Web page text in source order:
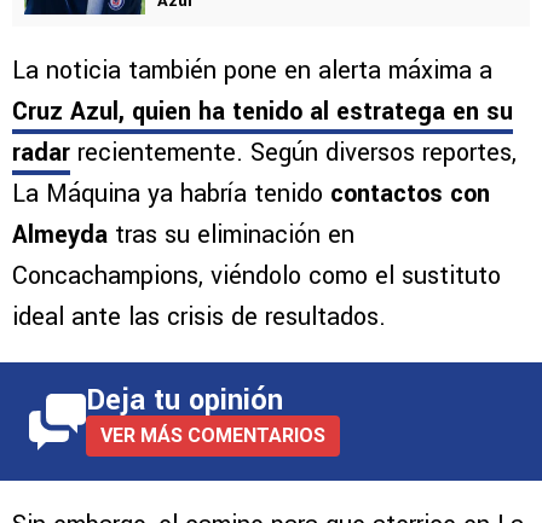
La noticia también pone en alerta máxima a
Cruz Azul, quien ha tenido al estratega en su
radar recientemente. Según diversos reportes,
La Máquina ya habría tenido contactos con
Almeyda tras su eliminación en
Concachampions, viéndolo como el sustituto
ideal ante las crisis de resultados.
Deja tu opinión
VER MÁS COMENTARIOS